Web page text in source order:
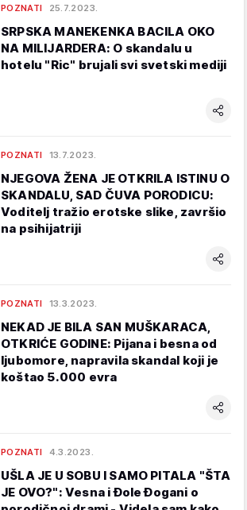
POZNATI 25.7.2023.
SRPSKA MANEKENKA BACILA OKO
NA MILIJARDERA: O skandalu u
hotelu "Ric" brujali svi svetski mediji
POZNATI 13.7.2023.
NJEGOVA ŽENA JE OTKRILA ISTINU O
SKANDALU, SAD ČUVA PORODICU:
Voditelj tražio erotske slike, završio
na psihijatriji
POZNATI 13.3.2023.
NEKAD JE BILA SAN MUŠKARACA,
OTKRIĆE GODINE: Pijana i besna od
ljubomore, napravila skandal koji je
koštao 5.000 evra
POZNATI 4.3.2023.
UŠLA JE U SOBU I SAMO PITALA "ŠTA
JE OVO?": Vesna i Đole Đogani o